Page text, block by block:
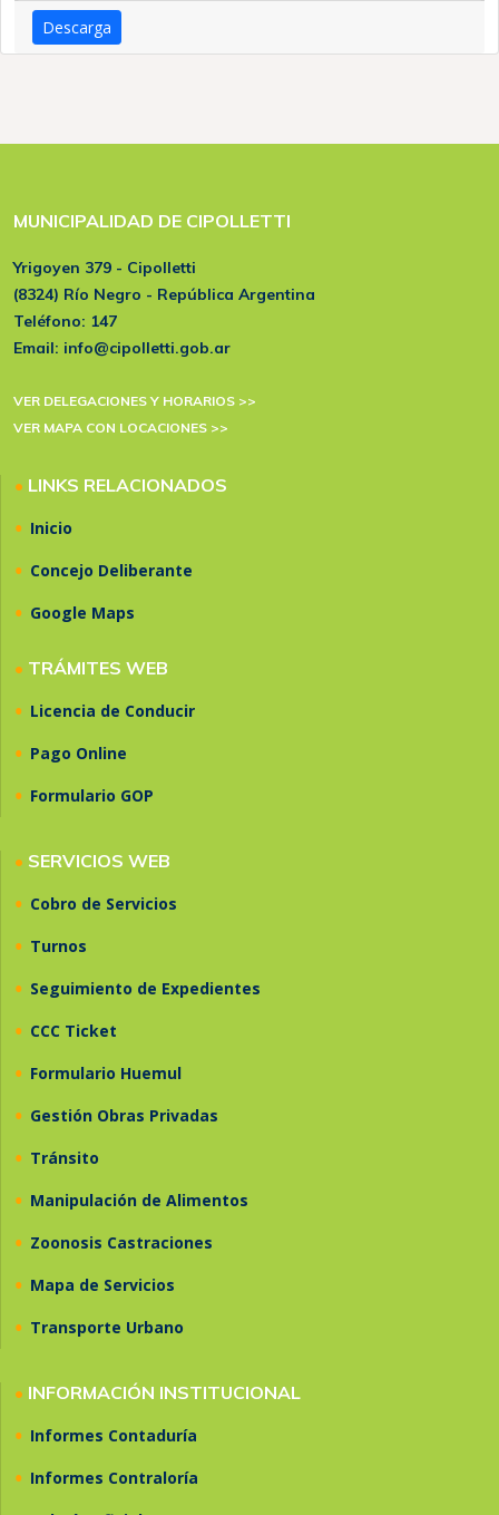
Descarga
MUNICIPALIDAD DE CIPOLLETTI
Yrigoyen 379 - Cipolletti
(8324) Río Negro - República Argentina
Teléfono: 147
Email: info@cipolletti.gob.ar
VER DELEGACIONES Y HORARIOS >>
VER MAPA CON LOCACIONES >>
• LINKS RELACIONADOS
• Inicio
• Concejo Deliberante
• Google Maps
• TRÁMITES WEB
• Licencia de Conducir
• Pago Online
• Formulario GOP
• SERVICIOS WEB
• Cobro de Servicios
• Turnos
• Seguimiento de Expedientes
• CCC Ticket
• Formulario Huemul
• Gestión Obras Privadas
• Tránsito
• Manipulación de Alimentos
• Zoonosis Castraciones
• Mapa de Servicios
• Transporte Urbano
• INFORMACIÓN INSTITUCIONAL
• Informes Contaduría
• Informes Contraloría